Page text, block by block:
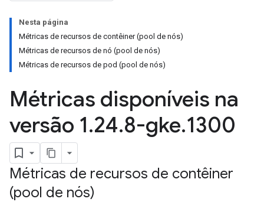
Nesta página
Métricas de recursos de contêiner (pool de nós)
Métricas de recursos de nó (pool de nós)
Métricas de recursos de pod (pool de nós)
Métricas disponíveis na
versão 1.24.8-gke.1300
Métricas de recursos de contêiner
(pool de nós)